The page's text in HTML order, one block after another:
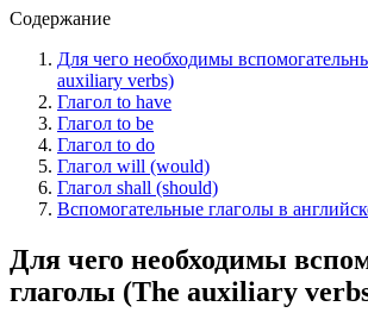
Содержание
Для чего необходимы
auxiliary verbs)
Глагол to have
Глагол to be
Глагол to do
Глагол will (would)
Глагол shall (should)
Вспомогательные глаголы в
Для чего необходимы
глаголы (The auxiliary